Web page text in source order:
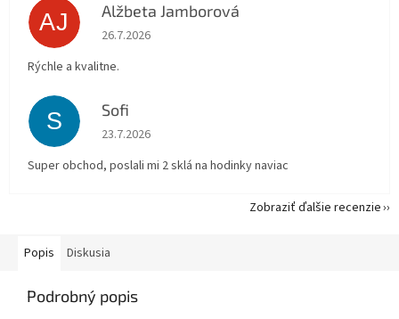
Popis Diskusia
Podrobný popis
AJ Alžbeta Jamborová
Hodnotenie obchodu je 5 z 5 hviezdičiek.
26.7.2026
Rýchle a kvalitne.
S Sofi
Hodnotenie obchodu je 5 z 5 hviezdičiek.
23.7.2026
Super obchod, poslali mi 2 sklá na hodinky naviac
Zobraziť ďalšie recenzie